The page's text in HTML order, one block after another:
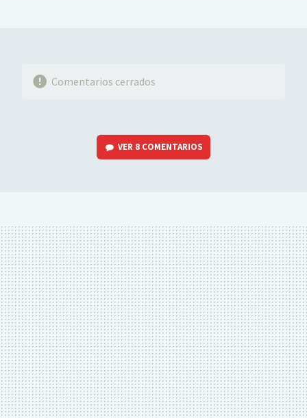
Comentarios cerrados
VER 8 COMENTARIOS